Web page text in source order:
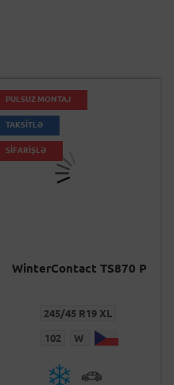
PULSUZ MONTAJ
TAKSİTLƏ
SİFARİŞLƏ
WinterContact TS870 P
245/45 R19 XL
102 W